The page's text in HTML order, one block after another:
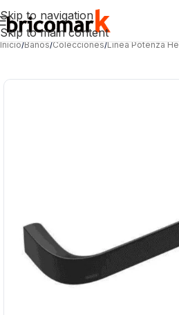
Skip to navigation
Skip to main content
Inicio/Baños/Colecciones/Línea Potenza